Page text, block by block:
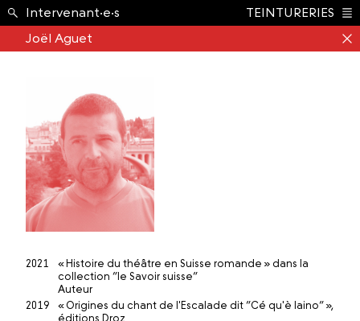
École ›
Intervenant·e·s
TEINTURERIES
Joël Aguet
2021
« Histoire du théâtre en Suisse romande » dans la
collection “le Savoir suisse”
Auteur
2019
« Origines du chant de l'Escalade dit ”Cé qu'è laino” »,
éditions Droz